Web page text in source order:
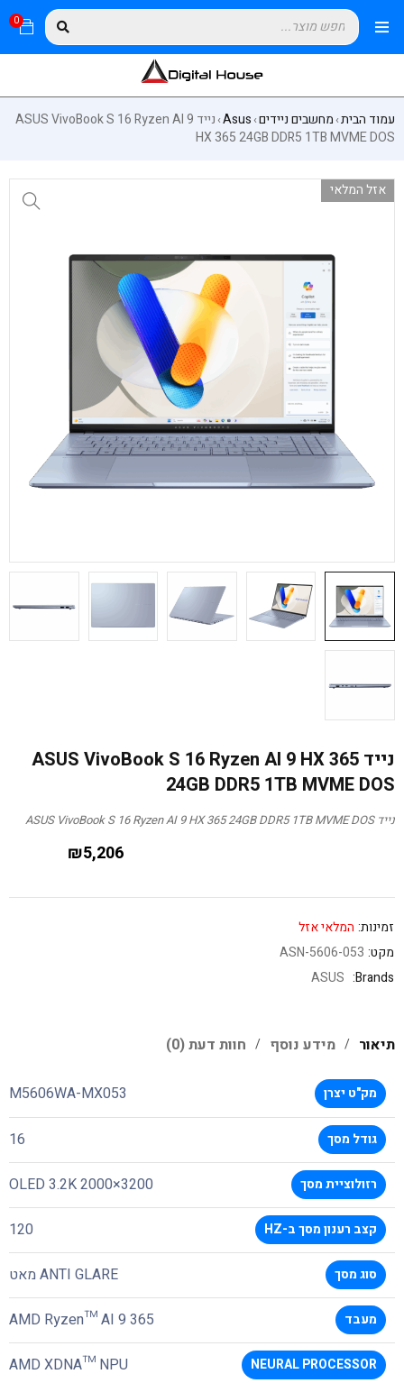
0
עמוד הבית›מחשבים ניידים›
Asus
›
נייד ASUS VivoBook S 16 Ryzen AI 9
HX 365 24GB DDR5 1TB MVME DOS
אזל המלאי
נייד ASUS VivoBook S 16 Ryzen AI 9 HX 365
24GB DDR5 1TB MVME DOS
נייד ASUS VivoBook S 16 Ryzen AI 9 HX 365 24GB DDR5 1TB MVME DOS
₪5,206
זמינות: המלאי אזל
מקט: ASN-5606-053
Brands:
ASUS
תיאור מידע נוסף חוות דעת (0)
מק"ט יצרן M5606WA-MX053
גודל מסך 16
רזולוציית מסך 3200×2000 OLED 3.2K
קצב רענון מסך ב-HZ 120
סוג מסך ANTI GLARE מאט
מעבד AMD Ryzen™ AI 9 365
NEURAL PROCESSOR
AMD XDNA™ NPU